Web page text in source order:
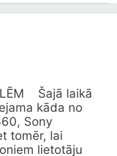
Šajā laikā
kāda no
Sony
tomēr, lai
lietotāju